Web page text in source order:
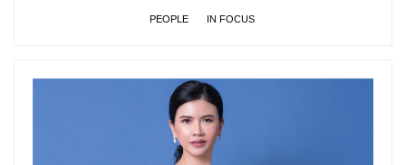
PEOPLE IN FOCUS